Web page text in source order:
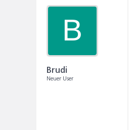
B
Brudi
Neuer User